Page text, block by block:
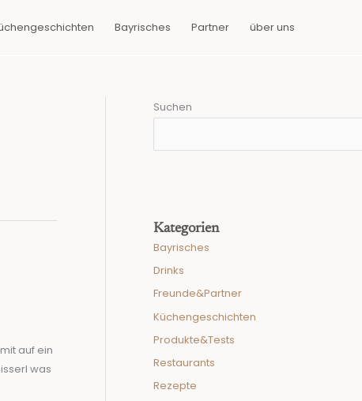
Bayrisches Partner über uns
auf ein
was
Suchen
Kategorien
Bayrisches
Drinks
Freunde&Partner
Küchengeschichten
Produkte&Tests
Restaurants
Rezepte